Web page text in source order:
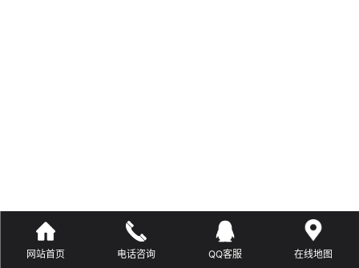
网站首页 电话咨询 QQ客服 在线地图